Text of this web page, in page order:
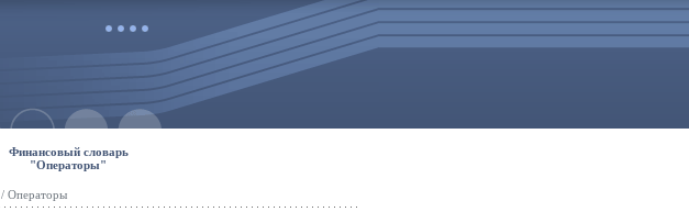
Финансовый словарь
"Операторы"
/ Операторы